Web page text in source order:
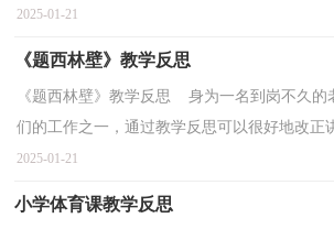
需要的教学反思吧！以下是小编为大家整理的
2025-01-21
《题西林壁》教学反思
《题西林壁》教学反思 身为一名到岗不久的
们的工作之一，通过教学反思可以很好地改正
思需要注意哪些格式呢？以下是小编为大家整
2025-01-21
小学体育课教学反思